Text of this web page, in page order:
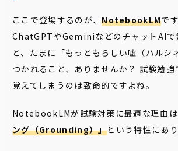
ここで登場するのが、NotebookLMです
ChatGPTやGeminiなどのチャットAIで
と、たまに「もっともらしい嘘（ハルシ
つかれること、ありませんか？ 試験勉強
覚えてしまうのは致命的ですよね。
NotebookLMが試験対策に最適な理由
ング（Grounding）」という特性にあり